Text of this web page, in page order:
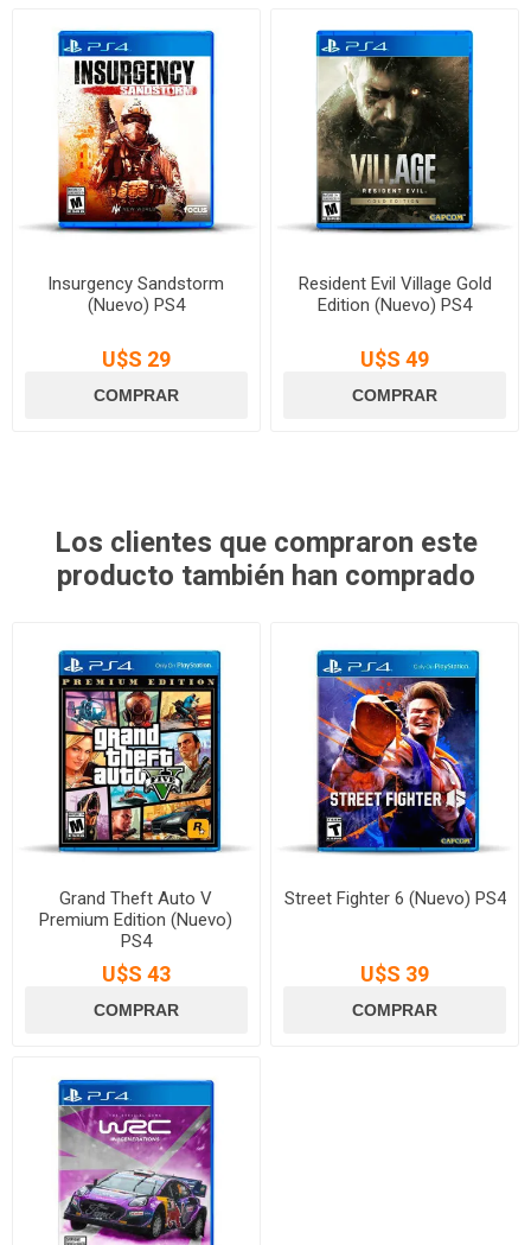
Insurgency Sandstorm
(Nuevo) PS4
U$S 29
Resident Evil Village Gold
Edition (Nuevo) PS4
U$S 49
Los clientes que compraron este
producto también han comprado
Grand Theft Auto V
Premium Edition (Nuevo)
PS4
U$S 43
Street Fighter 6 (Nuevo) PS4
U$S 39